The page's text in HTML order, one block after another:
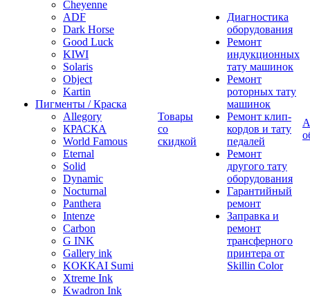
Cheyenne
ADF
Dark Horse
Good Luck
KIWI
Solaris
Object
Kartin
Пигменты / Краска
Allegory
КРАСКА
World Famous
Eternal
Solid
Dynamic
Nocturnal
Panthera
Intenze
Carbon
G INK
Gallery ink
KOKKAI Sumi
Xtreme Ink
Kwadron Ink
Товары
со
скидкой
Диагностика
оборудования
Ремонт
индукционных
тату машинок
Ремонт
роторных тату
машинок
Ремонт клип-
кордов и тату
педалей
Ремонт
другого тату
оборудования
Гарантийный
ремонт
Заправка и
ремонт
трансферного
принтера от
Skillin Color